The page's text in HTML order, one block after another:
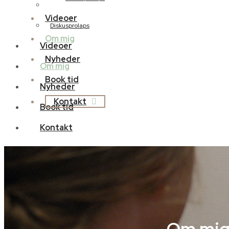
Videoer
Om mig
Nyheder
Book tid
Kontakt
Diskusprolaps
Videoer
Om mig
Nyheder
Book tid
Kontakt